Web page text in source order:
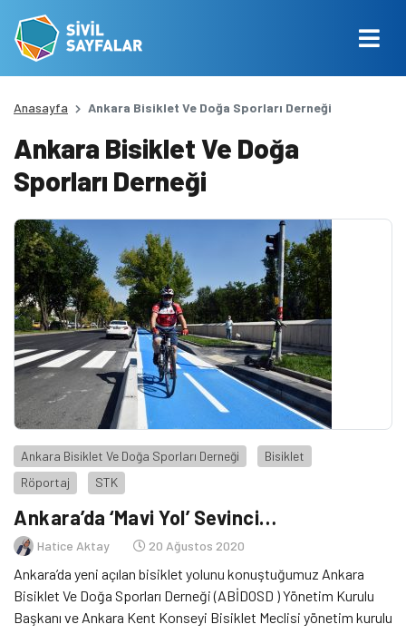
Anasayfa Ankara Bisiklet Ve Doğa Sporları Derneği
Ankara Bisiklet Ve Doğa
Sporları Derneği
Ankara Bisiklet Ve Doğa Sporları Derneği
Bisiklet
Röportaj
STK
Ankara’da ‘Mavi Yol’ Sevinci…
Hatice Aktay 20 Ağustos 2020
Ankara’da yeni açılan bisiklet yolunu konuştuğumuz Ankara
Bisiklet Ve Doğa Sporları Derneği (ABİDOSD ) Yönetim Kurulu
Başkanı ve Ankara Kent Konseyi Bisiklet Meclisi yönetim kurulu